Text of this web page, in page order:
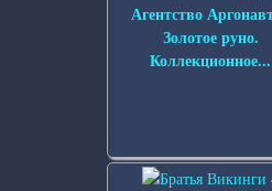
Агентство
Золотое руно.
Коллекционное...